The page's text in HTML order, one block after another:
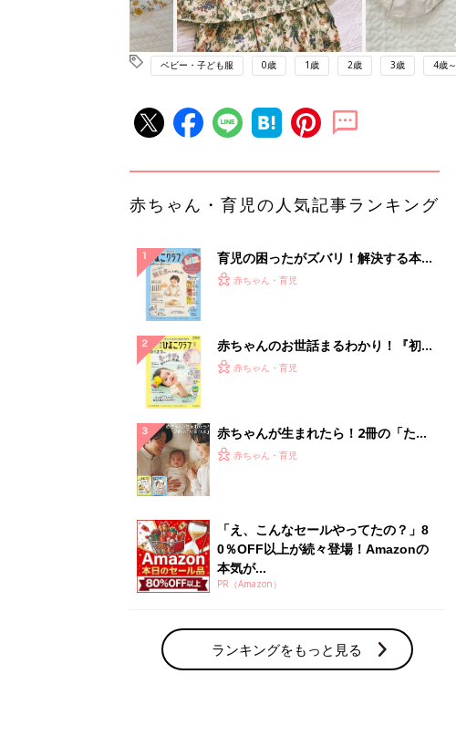
ベビー・子ども服 0歳 1歳 2歳 3歳 4歳～
赤ちゃん・育児の人気記事ランキング
育児の困ったがズバリ！解決する本
『ひよこクラブ 秋号』 4カ月～2才
赤ちゃん・育児
赤ちゃんのお世話まるわかり！『初め
てのひよこクラブ 夏号』〈巻頭大特
赤ちゃん・育児
赤ちゃんが生まれたら！2冊の「たま
ひよ」
赤ちゃん・育児
「え、こんなセールやってたの？」8
0％OFF以上が続々登場！Amazonの
本気が...
PR（Amazon）
ランキングをもっと見る